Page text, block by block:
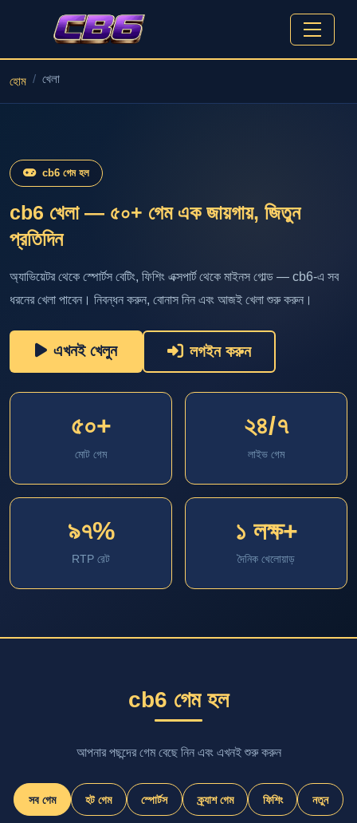
হোম খেলা
cb6 গেম হল
cb6 খেলা — ৫০+ গেম এক জায়গায়, জিতুন
প্রতিদিন
অ্যাভিয়েটর থেকে স্পোর্টস বেটিং, ফিশিং এক্সপার্ট থেকে মাইনস গোল্ড — cb6-এ সব
ধরনের খেলা পাবেন। নিবন্ধন করুন, বোনাস নিন এবং আজই খেলা শুরু করুন।
এখনই খেলুন লগইন করুন
৫০+
মোট গেম
২৪/৭
লাইভ গেম
৯৭%
RTP রেট
১ লক্ষ+
দৈনিক খেলোয়াড়
cb6 গেম হল
আপনার পছন্দের গেম বেছে নিন এবং এখনই শুরু করুন
সব গেম হট গেম স্পোর্টস ক্র্যাশ গেম ফিশিং নতুন